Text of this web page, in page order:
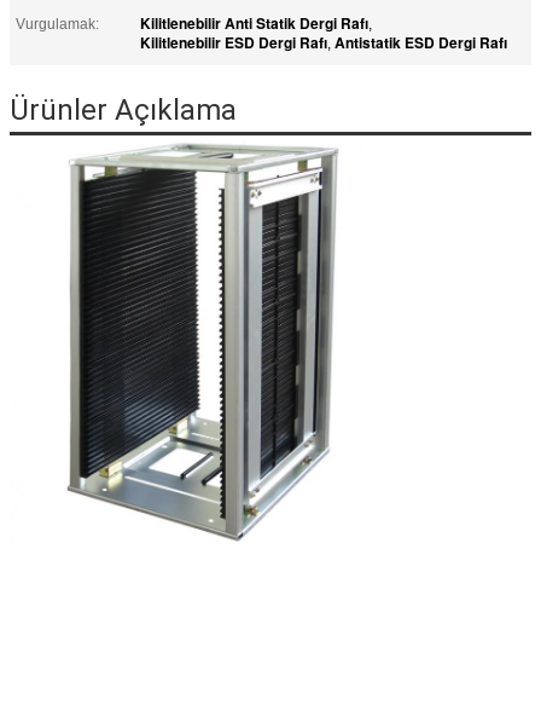
Vurgulamak:
Kilitlenebilir Anti Statik Dergi Rafı,
Kilitlenebilir ESD Dergi Rafı, Antistatik ESD Dergi Rafı
Ürünler Açıklama